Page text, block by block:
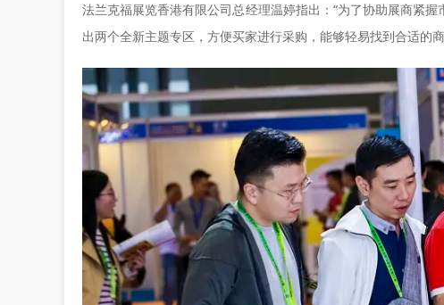
法兰克福展览香港有限公司总经理温婷指出：“为了协助展商紧
出两个全新主题专区，方便买家进行采购，能够轻易找到合适的